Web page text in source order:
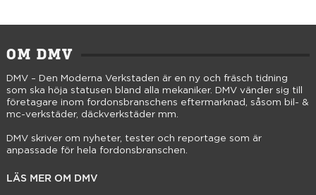
OM DMV
DMV – Den Moderna Verkstaden är en ny och fräsch tidning
som ska höja statusen bland alla mekaniker. DMV vänder sig till
företagare inom fordonsbranschens eftermarknad, såsom bil- &
mc-verkstäder, däckverkstäder mm.
DMV skriver om nyheter, tester och reportage som är
anpassade för hela fordonsbranschen.
LÄS MER OM DMV